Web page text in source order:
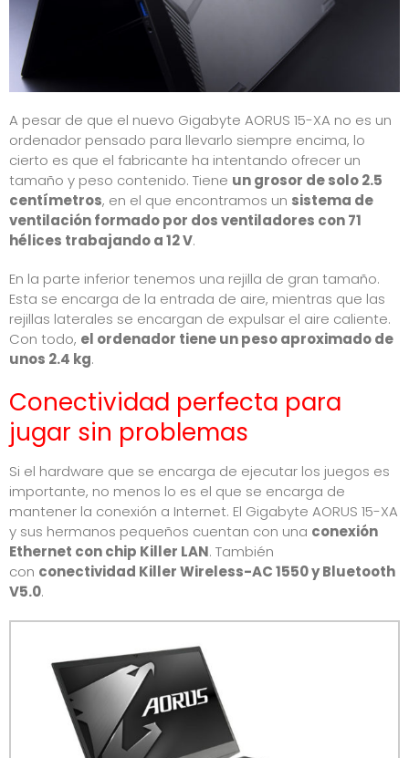
A pesar de que el nuevo Gigabyte AORUS 15-XA no es un
ordenador pensado para llevarlo siempre encima, lo
cierto es que el fabricante ha intentando ofrecer un
tamaño y peso contenido. Tiene un grosor de solo 2.5
centímetros, en el que encontramos un sistema de
ventilación formado por dos ventiladores con 71
hélices trabajando a 12 V.
En la parte inferior tenemos una rejilla de gran tamaño.
Esta se encarga de la entrada de aire, mientras que las
rejillas laterales se encargan de expulsar el aire caliente.
Con todo, el ordenador tiene un peso aproximado de
unos 2.4 kg.
Conectividad perfecta para
jugar sin problemas
Si el hardware que se encarga de ejecutar los juegos es
importante, no menos lo es el que se encarga de
mantener la conexión a Internet. El Gigabyte AORUS 15-XA
y sus hermanos pequeños cuentan con una conexión
Ethernet con chip Killer LAN. También
con conectividad Killer Wireless-AC 1550 y Bluetooth
V5.0.